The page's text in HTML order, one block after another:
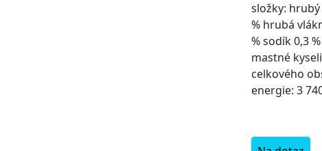
složky:
% hrubá
% sodík 0,3
mastné
celkového
energie: 3